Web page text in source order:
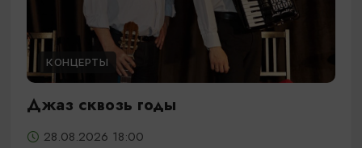
КОНЦЕРТЫ
Джаз сквозь годы
28.08.2026 18:00